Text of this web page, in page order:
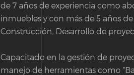
de 7 años de experiencia como
inmuebles y con más de 5 años
Construcción, Desarrollo de
Capacitado en la gestión de
manejo de herramientas como